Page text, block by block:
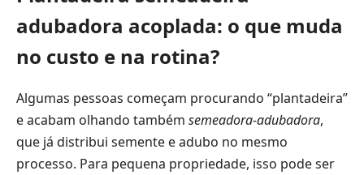
adubadora acoplada: o que muda
no custo e na rotina?
Algumas pessoas começam procurando “plantadeira”
e acabam olhando também semeadora-adubadora,
que já distribui semente e adubo no mesmo
processo. Para pequena propriedade, isso pode ser